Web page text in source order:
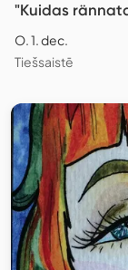
"Kuidas
O. 1. dec.
Tiešsaistē